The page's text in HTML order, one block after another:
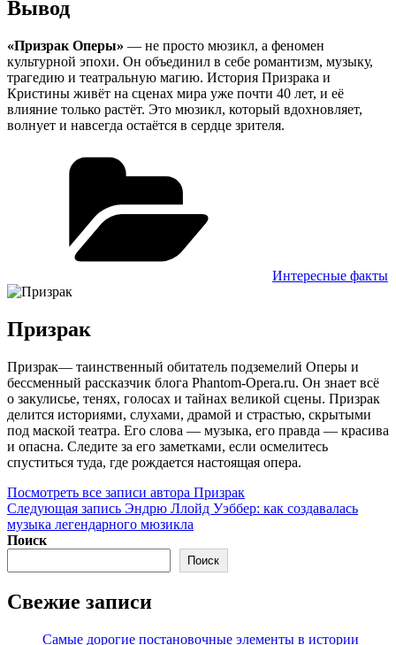
Вывод
«Призрак Оперы» — не просто мюзикл, а феномен
культурной эпохи. Он объединил в себе романтизм, музыку,
трагедию и театральную магию. История Призрака и
Кристины живёт на сценах мира уже почти 40 лет, и её
влияние только растёт. Это мюзикл, который вдохновляет,
волнует и навсегда остаётся в сердце зрителя.
Интересные факты
Автор:
Призрак
Призрак— таинственный обитатель подземелий Оперы и
бессменный рассказчик блога Phantom-Opera.ru. Он знает всё
о закулисье, тенях, голосах и тайнах великой сцены. Призрак
делится историями, слухами, драмой и страстью, скрытыми
под маской театра. Его слова — музыка, его правда — красива
и опасна. Следите за его заметками, если осмелитесь
спуститься туда, где рождается настоящая опера.
Посмотреть все записи автора Призрак
Навигация
по
Следующая
запись
Следующая запись Эндрю Ллойд Уэббер: как создавалась
музыка легендарного мюзикла
Поиск
Поиск
Свежие записи
Самые дорогие постановочные элементы в истории